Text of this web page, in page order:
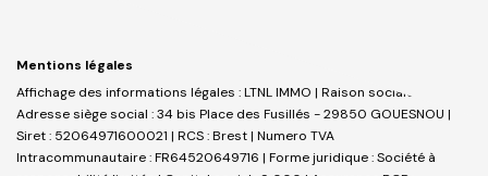
Mentions légales
Affichage des informations légales : LTNL IMMO | Raison sociale : LTNL |
Adresse siège social : 34 bis Place des Fusillés - 29850 GOUESNOU |
Siret : 52064971600021 | RCS : Brest | Numero TVA
Intracommunautaire : FR64520649716 | Forme juridique : Société à